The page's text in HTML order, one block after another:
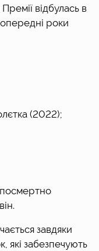
відбулась в
роки
(2022);
завдяки
які забезпечують